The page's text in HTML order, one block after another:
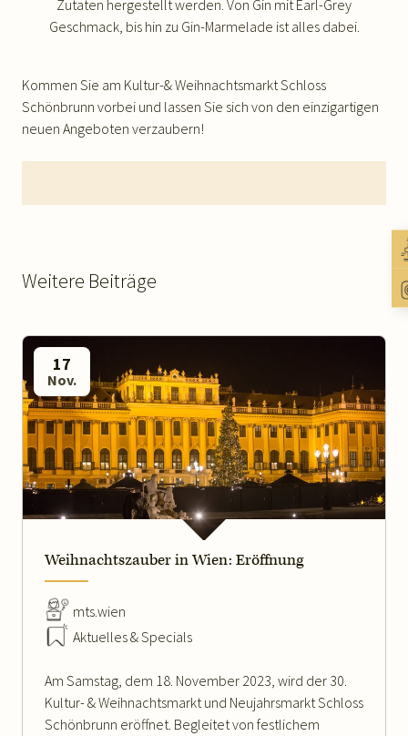
Zutaten hergestellt werden. Von Gin mit Earl-Grey
Geschmack, bis hin zu Gin-Marmelade ist alles dabei.
Kommen Sie am Kultur-& Weihnachtsmarkt Schloss
Schönbrunn vorbei und lassen Sie sich von den einzigartigen
neuen Angeboten verzaubern!
Weitere Beiträge
17
Nov.
Weihnachtszauber in Wien: Eröffnung
mts.wien
Aktuelles & Specials
Am Samstag, dem 18. November 2023, wird der 30.
Kultur- & Weihnachtsmarkt und Neujahrsmarkt Schloss
Schönbrunn eröffnet. Begleitet von festlichem